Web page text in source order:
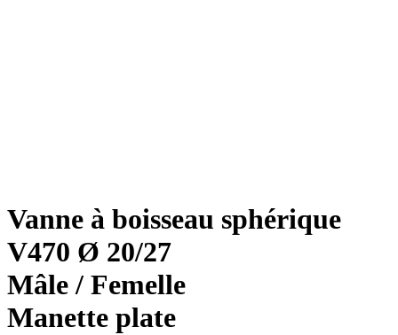
Vanne à boisseau sphérique
V470 Ø 20/27
Mâle / Femelle
Manette plate